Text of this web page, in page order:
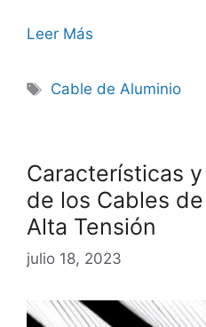
Leer Más
Cable de Aluminio
Características
de los Cables
Alta Tensión
julio 18, 2023